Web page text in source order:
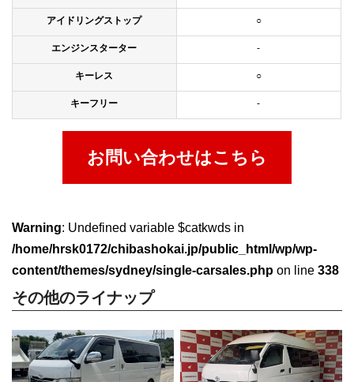
アイドリングストップ ○
エンジンスターター -
キーレス ○
キーフリー -
お問い合わせはこちら
Warning: Undefined variable $catkwds in
/home/hrsk0172/chibashokai.jp/public_html/wp/wp-
content/themes/sydney/single-carsales.php on line 338
その他のライナップ